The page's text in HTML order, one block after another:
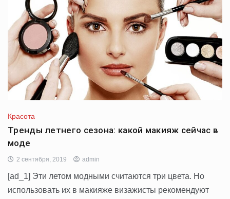
Красота
Тренды летнего сезона: какой макияж сейчас в
моде
2 сентября, 2019 admin
[ad_1] Эти летом модными считаются три цвета. Но
использовать их в макияже визажисты рекомендуют